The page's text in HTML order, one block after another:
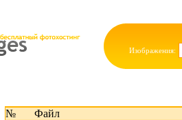
Изображения:
№
Файл